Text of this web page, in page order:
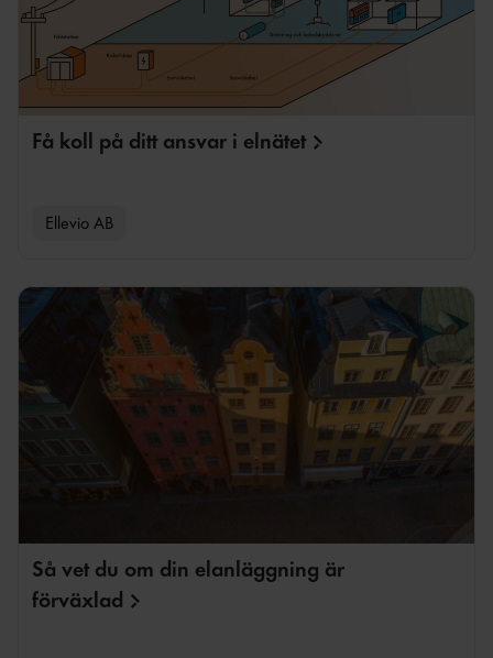
Få koll på ditt ansvar i elnätet
Ellevio AB
Mikael Silkeberg
Så vet du om din elanläggning är
förväxlad